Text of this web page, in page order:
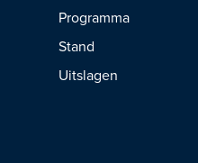
Programma
Stand
Uitslagen